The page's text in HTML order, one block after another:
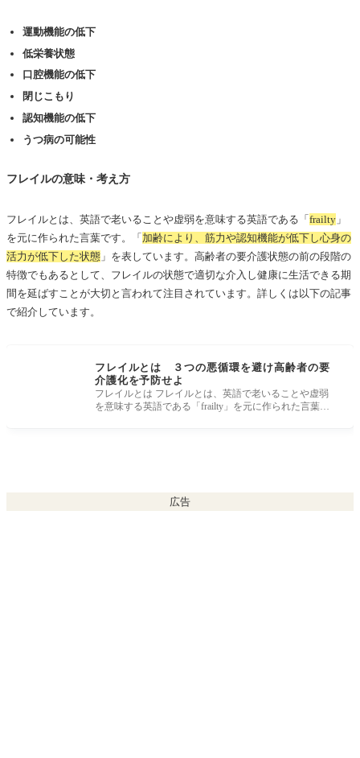
運動機能の低下
低栄養状態
口腔機能の低下
閉じこもり
認知機能の低下
うつ病の可能性
フレイルの意味・考え方
フレイルとは、英語で老いることや虚弱を意味する英語である「 frailty 」
を元に作られた言葉です。「 加齢により、筋力や認知機能が低下し心身の
活力が低下した状態 」を表しています。高齢者の要介護状態の前の段階の
特徴でもあるとして、フレイルの状態で適切な介入し健康に生活できる期
間を延ばすことが大切と言われて注目されています。詳しくは以下の記事
で紹介しています。
フレイルとは ３つの悪循環を避け高齢者の要
介護化を予防せよ
フレイルとは フレイルとは、英語で老いることや虚弱
を意味する英語である「frailty」を元に作られた言葉で
広告